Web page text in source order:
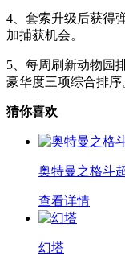
4、套索升级后获得
加捕获机会。
5、每周刷新动物园
豪华度三项综合排序
猜你喜欢
奥特曼之格斗
查看详情
幻塔